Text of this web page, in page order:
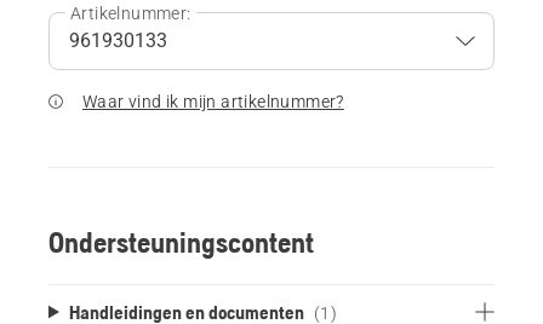
Artikelnummer:
Waar vind ik mijn artikelnummer?
Ondersteuningscontent
Handleidingen en documenten (1)